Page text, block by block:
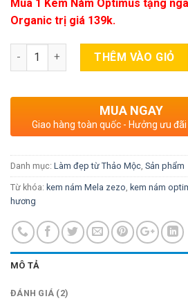
Mua 1 Kem Nám Optimus tặng
Organic trị giá 139k.
Số lượng THÊM VÀO GIỎ
MUA NGAY
Giao hàng toàn quốc - Hưởng ưu đãi
Danh mục: Làm đẹp từ Thảo Mộc Sản phẩm
Từ khóa: kem nám Mela zezo kem nám
hương
MÔ TẢ
ĐÁNH GIÁ (2)